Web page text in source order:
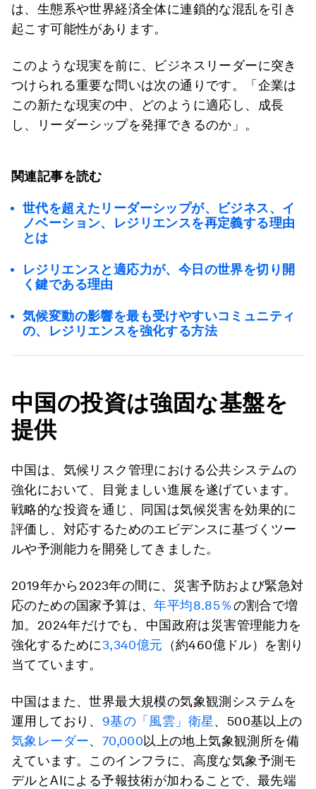
は、生態系や世界経済全体に連鎖的な混乱を引き
起こす可能性があります。
このような現実を前に、ビジネスリーダーに突き
つけられる重要な問いは次の通りです。「企業は
この新たな現実の中、どのように適応し、成長
し、リーダーシップを発揮できるのか」。
関連記事を読む
世代を超えたリーダーシップが、ビジネス、イ
ノベーション、レジリエンスを再定義する理由
とは
レジリエンスと適応力が、今日の世界を切り開
く鍵である理由
気候変動の影響を最も受けやすいコミュニティ
の、レジリエンスを強化する方法
中国の投資は強固な基盤を
提供
中国は、気候リスク管理における公共システムの
強化において、目覚ましい進展を遂げています。
戦略的な投資を通じ、同国は気候災害を効果的に
評価し、対応するためのエビデンスに基づくツー
ルや予測能力を開発してきました。
2019年から2023年の間に、災害予防および緊急対
応のための国家予算は、年平均8.85％の割合で増
加。2024年だけでも、中国政府は災害管理能力を
強化するために3,340億元 （約460億ドル）を割り
当てています。
中国はまた、世界最大規模の気象観測システムを
運用しており、 9基の「風雲」衛星、500基以上の
気象レーダー、 70,000以上の地上気象観測所を備
えています。このインフラに、高度な気象予測モ
デルとAIによる予報技術が加わることで、最先端